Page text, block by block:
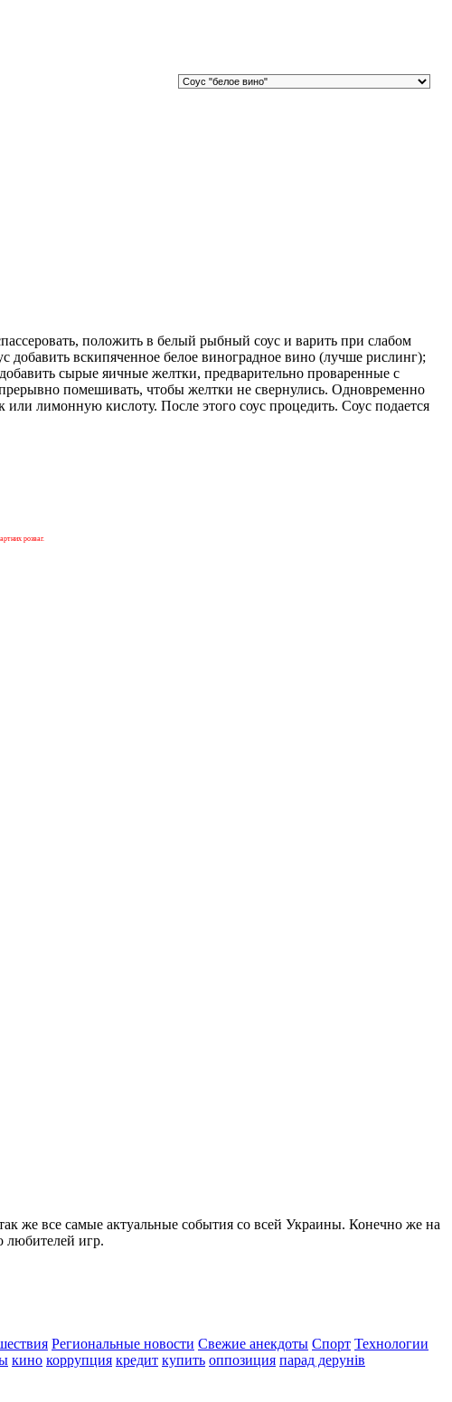
положить в белый рыбный соус и варить при слабом
вскипяченное белое виноградное вино (лучше рислинг);
сырые яичные желтки, предварительно проваренные с
помешивать, чтобы желтки не свернулись. Одновременно
лимонную кислоту. После этого соус процедить. Соус подается
розваг.
же все самые актуальные события со всей Украины. Конечно же на
любителей игр.
Региональные новости Свежие анекдоты Спорт Технологии
кино коррупция кредит купить оппозиция парад дерунів